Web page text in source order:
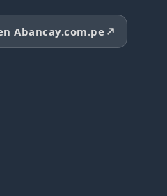
Abancay.com.pe